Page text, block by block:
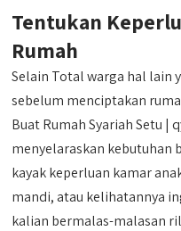
Tentukan
Rumah
Selain Total warga hal lain
sebelum menciptakan
Buat Rumah Syariah Setu |
menyelaraskan kebutuhan
kayak keperluan kamar
mandi, atau kelihatannya
kalian bermalas-malasan